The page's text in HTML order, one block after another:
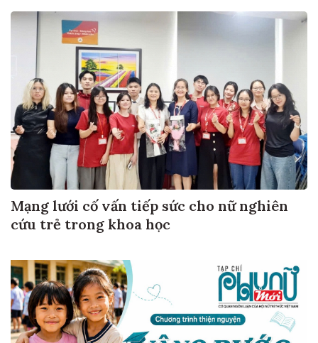
Mạng lưới cố vấn tiếp sức cho nữ nghiên
cứu trẻ trong khoa học